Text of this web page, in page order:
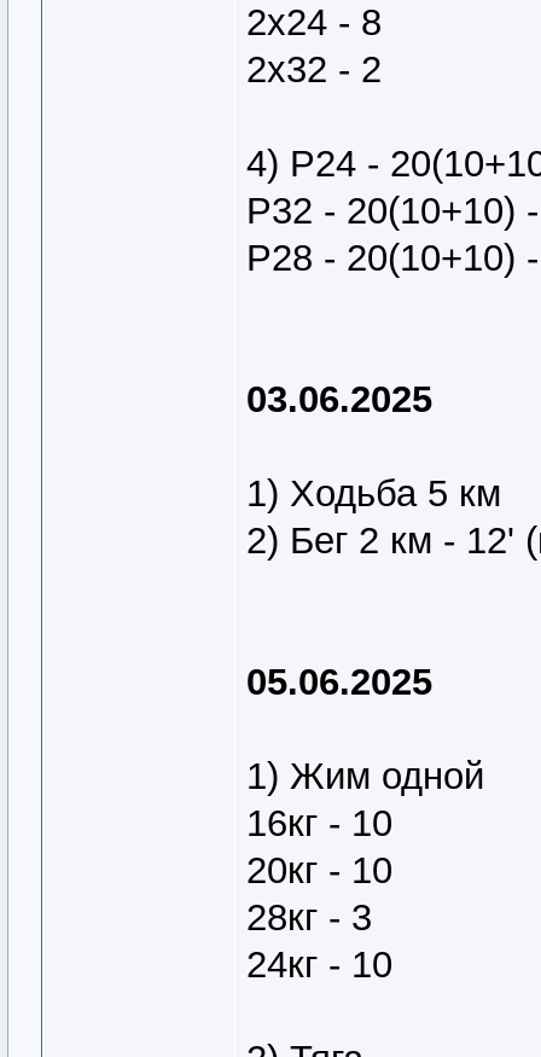
2х24 - 8
2х32 - 2
4) Р24 -
Р32 - 20(10+10)
Р28 - 20(10+10)
03.06.2025
1) Ходьба 5 км
2) Бег 2 км - 12'
05.06.2025
1) Жим одной
16кг - 10
20кг - 10
28кг - 3
24кг - 10